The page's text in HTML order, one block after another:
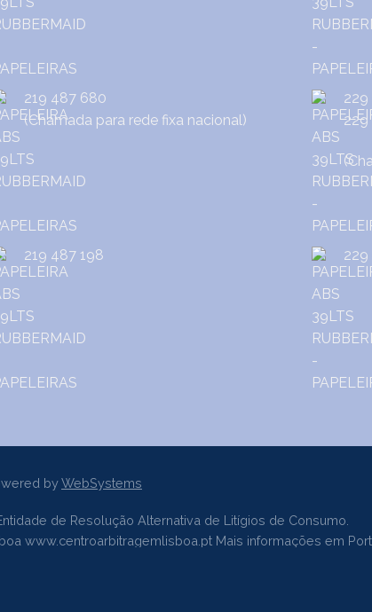
219 487 680
(Chamada para rede fixa nacional)
219 487 198
229
229
byWebSystems
de Resolução Alternativa de Litígios de Consumo.
www.centroarbitragemlisboa.pt Mais informações em